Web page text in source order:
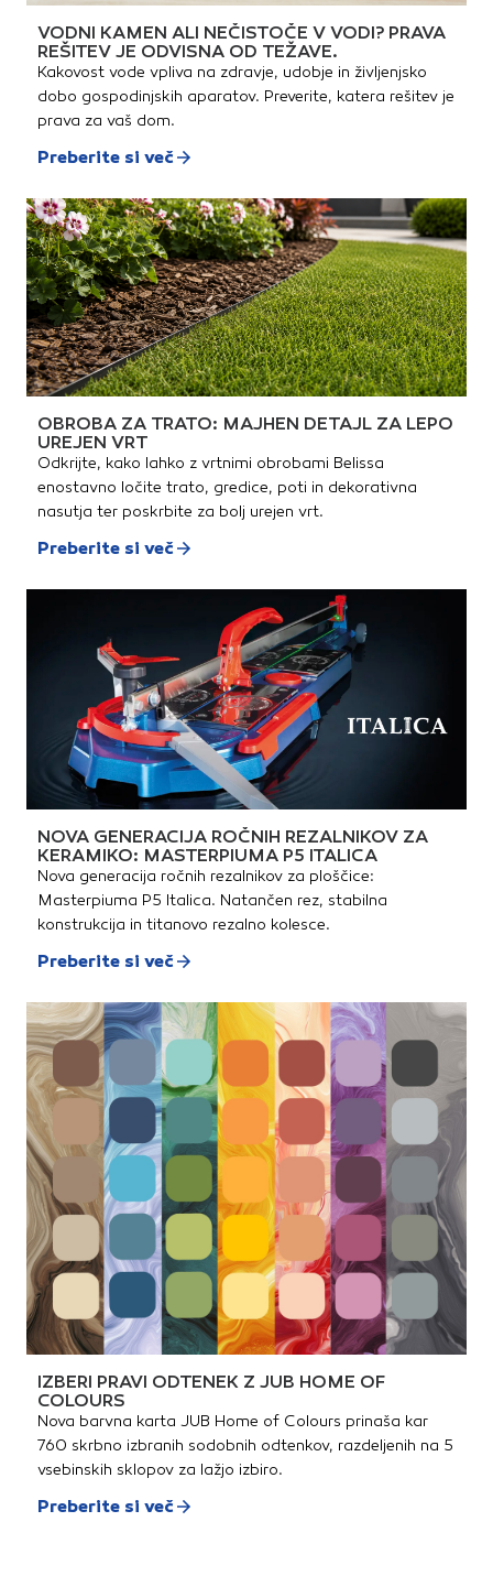
VODNI KAMEN ALI NEČISTOČE V VODI? PRAVA
REŠITEV JE ODVISNA OD TEŽAVE.
Kakovost vode vpliva na zdravje, udobje in življenjsko
dobo gospodinjskih aparatov. Preverite, katera rešitev je
prava za vaš dom.
Preberite si več
OBROBA ZA TRATO: MAJHEN DETAJL ZA LEPO
UREJEN VRT
Odkrijte, kako lahko z vrtnimi obrobami Belissa
enostavno ločite trato, gredice, poti in dekorativna
nasutja ter poskrbite za bolj urejen vrt.
Preberite si več
NOVA GENERACIJA ROČNIH REZALNIKOV ZA
KERAMIKO: MASTERPIUMA P5 ITALICA
Nova generacija ročnih rezalnikov za ploščice:
Masterpiuma P5 Italica. Natančen rez, stabilna
konstrukcija in titanovo rezalno kolesce.
Preberite si več
IZBERI PRAVI ODTENEK Z JUB HOME OF
COLOURS
Nova barvna karta JUB Home of Colours prinaša kar
760 skrbno izbranih sodobnih odtenkov, razdeljenih na 5
vsebinskih sklopov za lažjo izbiro.
Preberite si več